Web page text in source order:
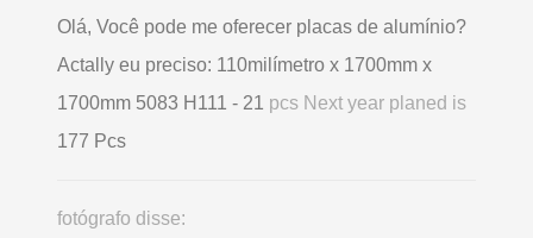
Olá, Você pode me oferecer placas de alumínio?
Actally eu preciso: 110milímetro x 1700mm x
1700mm 5083 H111 - 21 pcs Next year planed is
177 Pcs
fotógrafo disse: